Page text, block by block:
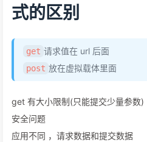
式的区别
get 请求值在 url 后面
post 放在虚拟载体里面
get 有大小限制(只能提交少量参数)
安全问题
应用不同 ，请求数据和提交数据